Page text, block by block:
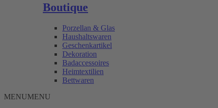
Boutique
Porzellan & Glas
Haushaltswaren
Geschenkartikel
Dekoration
Badaccessoires
Heimtextilien
Bettwaren
MENUMENU